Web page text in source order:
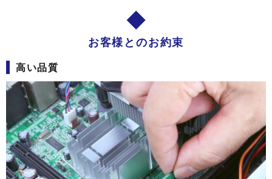
お客様とのお約束
高い品質